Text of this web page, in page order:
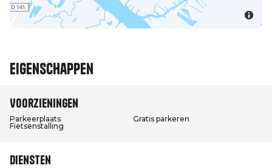
Eigenschappen
Voorzieningen
Parkeerplaats
Gratis parkeren
Fietsenstalling
Diensten